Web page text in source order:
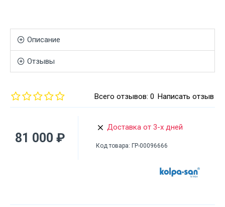
Описание
Отзывы
Всего отзывов: 0 Написать отзыв
81 000 ₽
Доставка от 3-х дней
Код товара: ГР-00096666